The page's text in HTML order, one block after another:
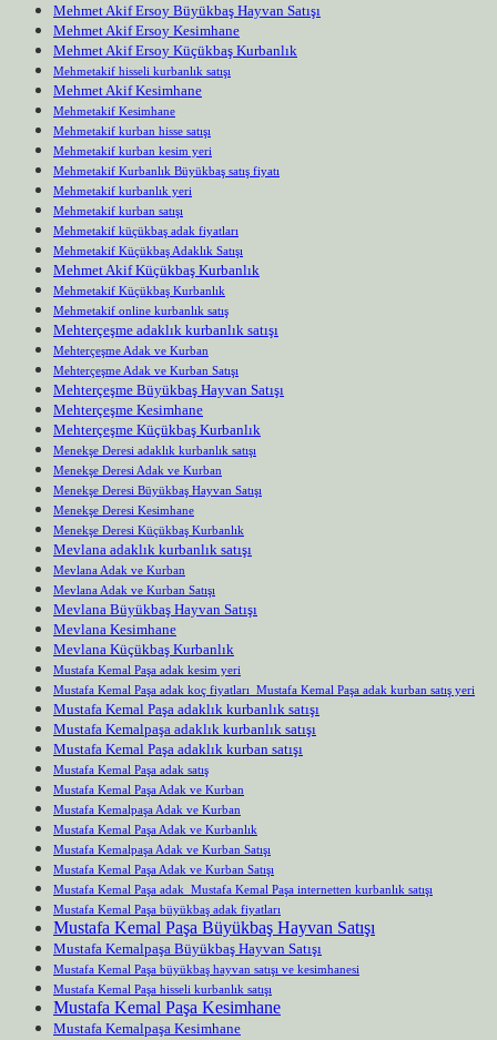
Mehmet Akif Ersoy Büyükbaş Hayvan Satışı
Mehmet Akif Ersoy Kesimhane
Mehmet Akif Ersoy Küçükbaş Kurbanlık
Mehmetakif hisseli kurbanlık satışı
Mehmet Akif Kesimhane
Mehmetakif Kesimhane
Mehmetakif kurban hisse satışı
Mehmetakif kurban kesim yeri
Mehmetakif Kurbanlık Büyükbaş satış fiyatı
Mehmetakif kurbanlık yeri
Mehmetakif kurban satışı
Mehmetakif küçükbaş adak fiyatları
Mehmetakif Küçükbaş Adaklık Satışı
Mehmet Akif Küçükbaş Kurbanlık
Mehmetakif Küçükbaş Kurbanlık
Mehmetakif online kurbanlık satış
Mehterçeşme adaklık kurbanlık satışı
Mehterçeşme Adak ve Kurban
Mehterçeşme Adak ve Kurban Satışı
Mehterçeşme Büyükbaş Hayvan Satışı
Mehterçeşme Kesimhane
Mehterçeşme Küçükbaş Kurbanlık
Menekşe Deresi adaklık kurbanlık satışı
Menekşe Deresi Adak ve Kurban
Menekşe Deresi Büyükbaş Hayvan Satışı
Menekşe Deresi Kesimhane
Menekşe Deresi Küçükbaş Kurbanlık
Mevlana adaklık kurbanlık satışı
Mevlana Adak ve Kurban
Mevlana Adak ve Kurban Satışı
Mevlana Büyükbaş Hayvan Satışı
Mevlana Kesimhane
Mevlana Küçükbaş Kurbanlık
Mustafa Kemal Paşa adak kesim yeri
Mustafa Kemal Paşa adak koç fiyatları Mustafa Kemal Paşa adak kurban satış yeri
Mustafa Kemal Paşa adaklık kurbanlık satışı
Mustafa Kemalpaşa adaklık kurbanlık satışı
Mustafa Kemal Paşa adaklık kurban satışı
Mustafa Kemal Paşa adak satış
Mustafa Kemal Paşa Adak ve Kurban
Mustafa Kemalpaşa Adak ve Kurban
Mustafa Kemal Paşa Adak ve Kurbanlık
Mustafa Kemalpaşa Adak ve Kurban Satışı
Mustafa Kemal Paşa Adak ve Kurban Satışı
Mustafa Kemal Paşa adak Mustafa Kemal Paşa internetten kurbanlık satışı
Mustafa Kemal Paşa büyükbaş adak fiyatları
Mustafa Kemal Paşa Büyükbaş Hayvan Satışı
Mustafa Kemalpaşa Büyükbaş Hayvan Satışı
Mustafa Kemal Paşa büyükbaş hayvan satışı ve kesimhanesi
Mustafa Kemal Paşa hisseli kurbanlık satışı
Mustafa Kemal Paşa Kesimhane
Mustafa Kemalpaşa Kesimhane